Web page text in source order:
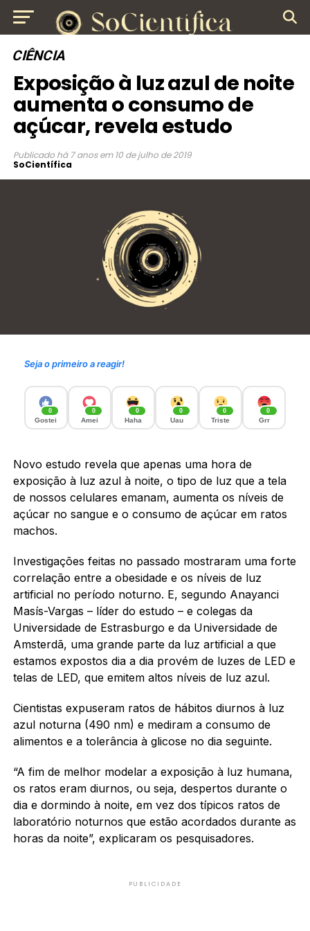
CIÊNCIA
Exposição à luz azul de noite
aumenta o consumo de
açúcar, revela estudo
Publicado há 7 anos em 10 de julho de 2019
SoCientífica
Seja o primeiro a reagir!
0
Gostei
0
Amei
0
Haha
0
Uau
0
Triste
0
Grr
Novo estudo revela que apenas uma hora de
exposição à luz azul à noite, o tipo de luz que a tela
de nossos celulares emanam, aumenta os níveis de
açúcar no sangue e o consumo de açúcar em ratos
machos.
Investigações feitas no passado mostraram uma forte
correlação entre a obesidade e os níveis de luz
artificial no período noturno. E, segundo Anayanci
Masís-Vargas – líder do estudo – e colegas da
Universidade de Estrasburgo e da Universidade de
Amsterdã, uma grande parte da luz artificial a que
estamos expostos dia a dia provém de luzes de LED e
telas de LED, que emitem altos níveis de luz azul.
Cientistas expuseram ratos de hábitos diurnos à luz
azul noturna (490 nm) e mediram a consumo de
alimentos e a tolerância à glicose no dia seguinte.
“A fim de melhor modelar a exposição à luz humana,
os ratos eram diurnos, ou seja, despertos durante o
dia e dormindo à noite, em vez dos típicos ratos de
laboratório noturnos que estão acordados durante as
horas da noite”, explicaram os pesquisadores.
PUBLICIDADE